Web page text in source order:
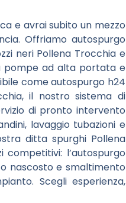
e avrai subito un mezzo
Offriamo autospurgo
neri Pollena Trocchia e
pompe ad alta portata e
come autospurgo h24
il nostro sistema di
di pronto intervento
lavaggio tubazioni e
ditta spurghi Pollena
l’autospurgo
nascosto e smaltimento
Scegli esperienza,